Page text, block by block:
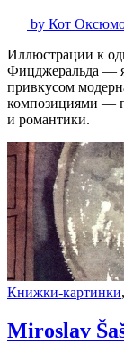
by Кот
Иллюстрации к
Фицджеральда —
привкусом
композициями —
и романтики.
Книжки-картинки,
Miroslav